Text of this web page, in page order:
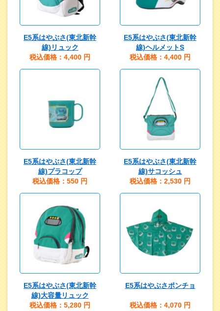
E5系はやぶさ(東北新幹
線)リュック
税込価格：4,400 円
E5系はやぶさ(東北新幹
線)ヘルメットS
税込価格：4,400 円
E5系はやぶさ(東北新幹
線)プラコップ
税込価格：550 円
E5系はやぶさ(東北新幹
線)サコッシュ
税込価格：2,530 円
E5系はやぶさ(東北新幹
線)大容量リュック
税込価格：5,280 円
E5系はやぶさポンチョ
税込価格：4,070 円